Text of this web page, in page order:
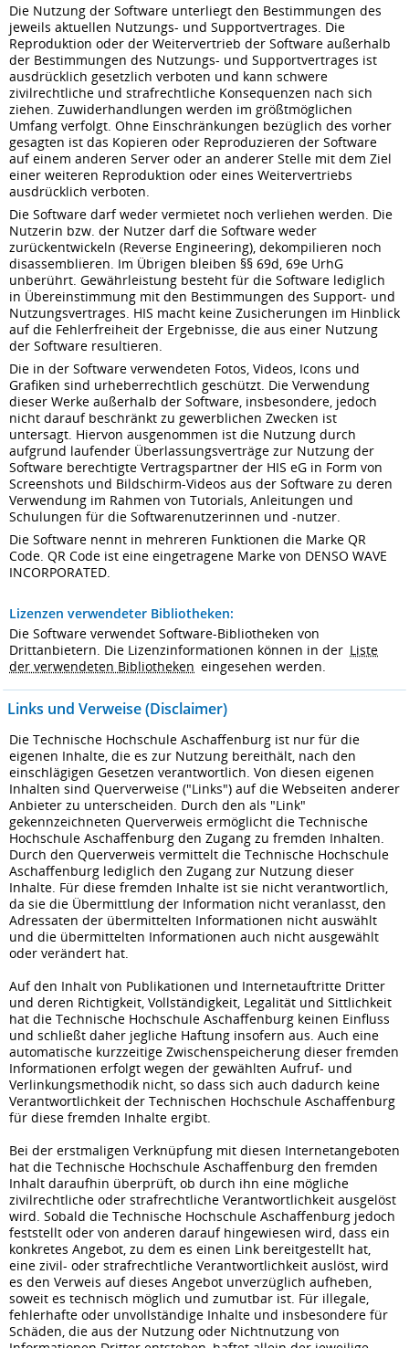
Die Nutzung der Software unterliegt den Bestimmungen des
jeweils aktuellen Nutzungs- und Supportvertrages. Die
Reproduktion oder der Weitervertrieb der Software außerhalb
der Bestimmungen des Nutzungs- und Supportvertrages ist
ausdrücklich gesetzlich verboten und kann schwere
zivilrechtliche und strafrechtliche Konsequenzen nach sich
ziehen. Zuwiderhandlungen werden im größtmöglichen
Umfang verfolgt. Ohne Einschränkungen bezüglich des vorher
gesagten ist das Kopieren oder Reproduzieren der Software
auf einem anderen Server oder an anderer Stelle mit dem Ziel
einer weiteren Reproduktion oder eines Weitervertriebs
ausdrücklich verboten.
Die Software darf weder vermietet noch verliehen werden. Die
Nutzerin bzw. der Nutzer darf die Software weder
zurückentwickeln (Reverse Engineering), dekompilieren noch
disassemblieren. Im Übrigen bleiben §§ 69d, 69e UrhG
unberührt. Gewährleistung besteht für die Software lediglich
in Übereinstimmung mit den Bestimmungen des Support- und
Nutzungsvertrages. HIS macht keine Zusicherungen im Hinblick
auf die Fehlerfreiheit der Ergebnisse, die aus einer Nutzung
der Software resultieren.
Die in der Software verwendeten Fotos, Videos, Icons und
Grafiken sind urheberrechtlich geschützt. Die Verwendung
dieser Werke außerhalb der Software, insbesondere, jedoch
nicht darauf beschränkt zu gewerblichen Zwecken ist
untersagt. Hiervon ausgenommen ist die Nutzung durch
aufgrund laufender Überlassungsverträge zur Nutzung der
Software berechtigte Vertragspartner der HIS eG in Form von
Screenshots und Bildschirm-Videos aus der Software zu deren
Verwendung im Rahmen von Tutorials, Anleitungen und
Schulungen für die Softwarenutzerinnen und -nutzer.
Die Software nennt in mehreren Funktionen die Marke QR
Code. QR Code ist eine eingetragene Marke von DENSO WAVE
INCORPORATED.
Lizenzen verwendeter Bibliotheken:
Die Software verwendet Software-Bibliotheken von
Drittanbietern. Die Lizenzinformationen können in der Liste
der verwendeten Bibliotheken eingesehen werden.
Links und Verweise (Disclaimer)
Die Technische Hochschule Aschaffenburg ist nur für die
eigenen Inhalte, die es zur Nutzung bereithält, nach den
einschlägigen Gesetzen verantwortlich. Von diesen eigenen
Inhalten sind Querverweise ("Links") auf die Webseiten anderer
Anbieter zu unterscheiden. Durch den als "Link"
gekennzeichneten Querverweis ermöglicht die Technische
Hochschule Aschaffenburg den Zugang zu fremden Inhalten.
Durch den Querverweis vermittelt die Technische Hochschule
Aschaffenburg lediglich den Zugang zur Nutzung dieser
Inhalte. Für diese fremden Inhalte ist sie nicht verantwortlich,
da sie die Übermittlung der Information nicht veranlasst, den
Adressaten der übermittelten Informationen nicht auswählt
und die übermittelten Informationen auch nicht ausgewählt
oder verändert hat.
Auf den Inhalt von Publikationen und Internetauftritte Dritter
und deren Richtigkeit, Vollständigkeit, Legalität und Sittlichkeit
hat die Technische Hochschule Aschaffenburg keinen Einfluss
und schließt daher jegliche Haftung insofern aus. Auch eine
automatische kurzzeitige Zwischenspeicherung dieser fremden
Informationen erfolgt wegen der gewählten Aufruf- und
Verlinkungsmethodik nicht, so dass sich auch dadurch keine
Verantwortlichkeit der Technischen Hochschule Aschaffenburg
für diese fremden Inhalte ergibt.
Bei der erstmaligen Verknüpfung mit diesen Internetangeboten
hat die Technische Hochschule Aschaffenburg den fremden
Inhalt daraufhin überprüft, ob durch ihn eine mögliche
zivilrechtliche oder strafrechtliche Verantwortlichkeit ausgelöst
wird. Sobald die Technische Hochschule Aschaffenburg jedoch
feststellt oder von anderen darauf hingewiesen wird, dass ein
konkretes Angebot, zu dem es einen Link bereitgestellt hat,
eine zivil- oder strafrechtliche Verantwortlichkeit auslöst, wird
es den Verweis auf dieses Angebot unverzüglich aufheben,
soweit es technisch möglich und zumutbar ist. Für illegale,
fehlerhafte oder unvollständige Inhalte und insbesondere für
Schäden, die aus der Nutzung oder Nichtnutzung von